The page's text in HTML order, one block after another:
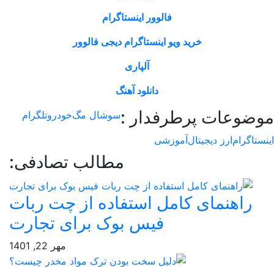
فالوور اینستاگرام
خرید ویو اینستاگرام دیجی فالوور
آلپاری
دانلود آهنگ
پرطرفدار : سوشال مگخودروتلگرام
ارز دیجیتالآموزشی
مطالب تصادفی:
راهنمای کامل استفاده از چت ربات
فیس بوک برای تجارت